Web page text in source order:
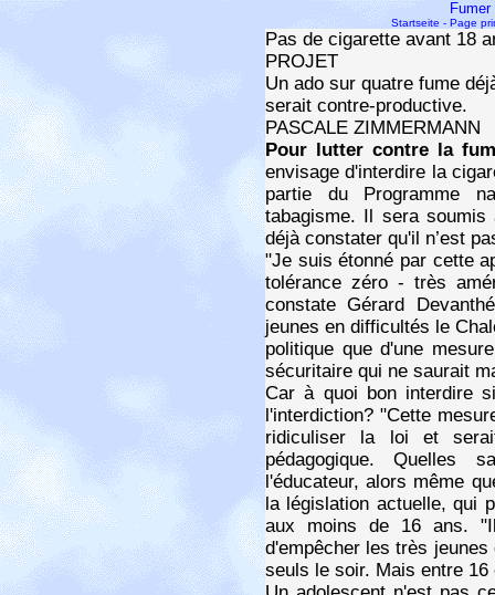
Fumer
Startseite - Page
Pas de cigarette avant 18
PROJET
Un ado sur quatre fume
serait contre-productive.
PASCALE ZIMMERMANN
Pour lutter contre la
envisage d'interdire la
partie du Programme
tabagisme. Il sera
déjà constater qu'il n’est
"Je suis étonné par cette
tolérance zéro - très
constate Gérard
jeunes en difficultés le
politique que d'une
sécuritaire qui ne saurait
Car à quoi bon interdire
l'interdiction? "Cette
ridiculiser la loi et
pédagogique. Quelles
l'éducateur, alors même
la législation actuelle, qui
aux moins de 16 ans.
d'empêcher les très
seuls le soir. Mais entre